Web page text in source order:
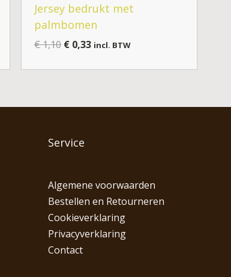
Jersey bedrukt met
palmbomen
€1,10 € 0,33 incl. BTW
Service
Algemene voorwaarden
Bestellen en Retourneren
Cookieverklaring
Privacyverklaring
Contact